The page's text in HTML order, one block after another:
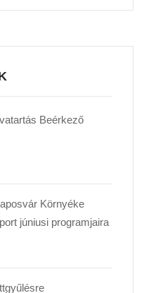
Beérkező
Környéke
júniusi programjaira